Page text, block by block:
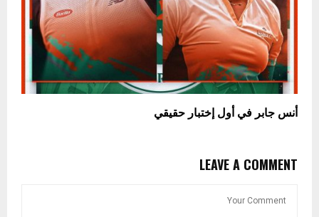
أنس جابر في أول إختبار حقيقي
LEAVE A COMMENT